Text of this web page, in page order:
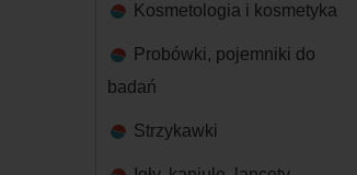
Kosmetologia i kosmetyka
Probówki, pojemniki do
badań
Strzykawki